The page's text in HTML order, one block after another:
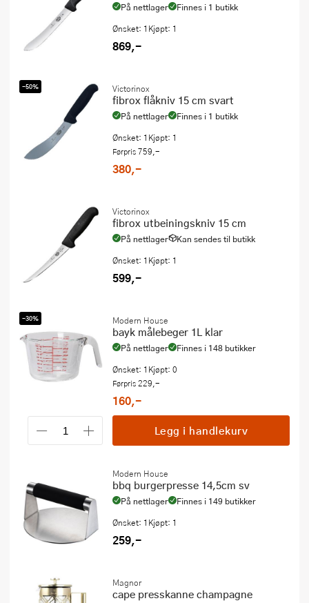
På nettlager Finnes i 1 butikk
Ønsket: 1 Kjøpt: 1
869,-
-50% Victorinox
fibrox flåkniv 15 cm svart
På nettlager Finnes i 1 butikk
Ønsket: 1 Kjøpt: 1
Førpris759,-
380,-
Victorinox
fibrox utbeiningskniv 15 cm
På nettlager Kan sendes til butikk
Ønsket: 1 Kjøpt: 1
599,-
-30% Modern House
bayk målebeger 1L klar
På nettlager Finnes i 148 butikker
Ønsket: 1 Kjøpt: 0
Førpris229,-
160,-
Legg i handlekurv
Modern House
bbq burgerpresse 14,5cm sv
På nettlager Finnes i 149 butikker
Ønsket: 1 Kjøpt: 1
259,-
Magnor
cape presskanne champagne